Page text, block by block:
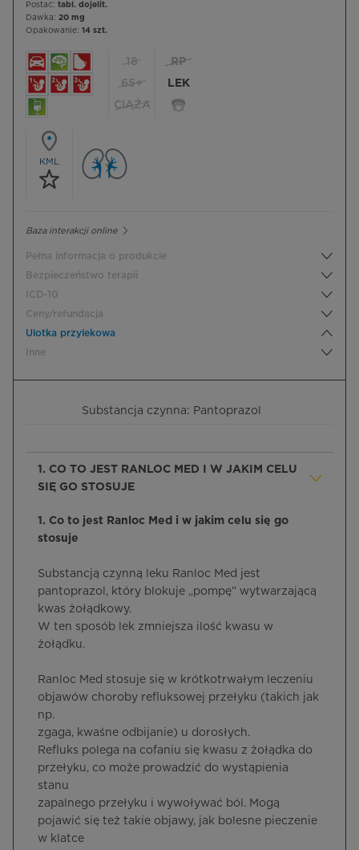
Postać: tabl. dojelit.
Dawka: 20 mg
Opakowanie: 14 szt.
18
65+
CIĄŻA
RP
LEK
KML
Baza interakcji online
Pełna informacja o produkcie
Bezpieczeństwo terapii
ICD-10
Ceny/refundacja
Ulotka przylekowa
Inne
Substancja czynna: Pantoprazol
1. CO TO JEST RANLOC MED I W JAKIM CELU
SIĘ GO STOSUJE
1. Co to jest Ranloc Med i w jakim celu się go
stosuje
Substancją czynną leku Ranloc Med jest
pantoprazol, który blokuje „pompę” wytwarzającą
kwas żołądkowy.
W ten sposób lek zmniejsza ilość kwasu w
żołądku.
Ranloc Med stosuje się w krótkotrwałym leczeniu
objawów choroby refluksowej przełyku (takich jak
np.
zgaga, kwaśne odbijanie) u dorosłych.
Refluks polega na cofaniu się kwasu z żołądka do
przełyku, co może prowadzić do wystąpienia
stanu
zapalnego przełyku i wywoływać ból. Mogą
pojawić się też takie objawy, jak bolesne pieczenie
w klatce